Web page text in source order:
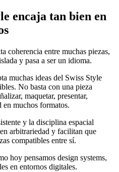
encaja tan bien en
coherencia entre muchas piezas,
y pasa a ser un idioma.
muchas ideas del Swiss Style
No basta con una pieza
maquetar, presentar,
en muchos formatos.
y la disciplina espacial
arbitrariedad y facilitan que
compatibles entre sí.
hoy pensamos design systems,
en entornos digitales.